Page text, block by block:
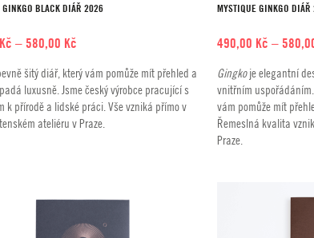
GINKGO BLACK DIÁŘ 2026
Kč –580,00 Kč
490,00 Kč
až
580,00 Kč
šitý diář, který vám pomůže mít přehled a
luxusně. Jsme český výrobce pracující s
k přírodě a lidské práci. Vše vzniká přímo v
ateliéru v Praze.
MYSTIQUE GINKGO
490,00 Kč –
Gingkoje elegantní
vnitřním
vám pomůže mít
Řemeslná kvalita
Praze.